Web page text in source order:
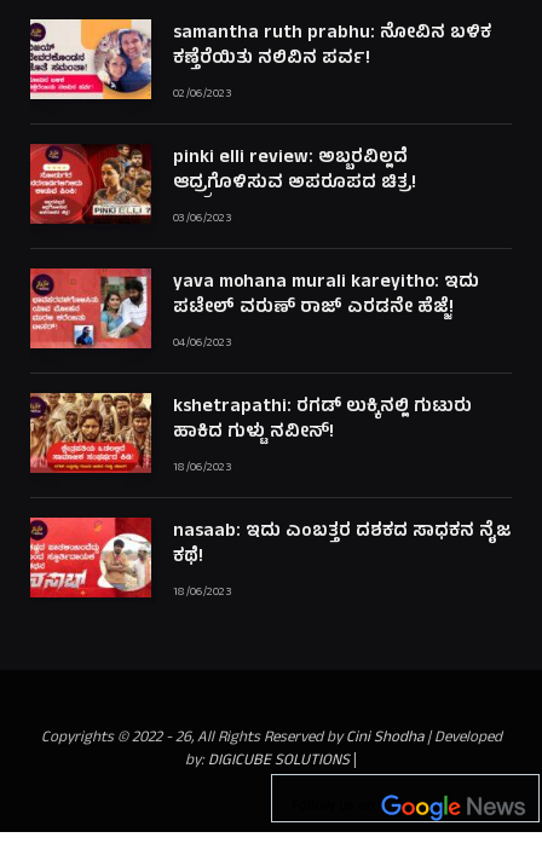
samantha ruth prabhu: ನೋವಿನ ಬಳಿಕ
ಕಣ್ತೆರೆಯಿತು ನಲಿವಿನ ಪರ್ವ!
02/06/2023
pinki elli review: ಅಬ್ಬರವಿಲ್ಲದೆ
ಆದ್ರ್ರಗೊಳಿಸುವ ಅಪರೂಪದ ಚಿತ್ರ!
03/06/2023
yava mohana murali kareyitho: ಇದು
ಪಟೇಲ್ ವರುಣ್ ರಾಜ್ ಎರಡನೇ ಹೆಜ್ಜೆ!
04/06/2023
kshetrapathi: ರಗಡ್ ಲುಕ್ಕಿನಲ್ಲಿ ಗುಟುರು
ಹಾಕಿದ ಗುಳ್ಟು ನವೀನ್!
18/06/2023
nasaab: ಇದು ಎಂಬತ್ತರ ದಶಕದ ಸಾಧಕನ ನೈಜ
ಕಥೆ!
18/06/2023
Copyrights © 2022 - 26, All Rights Reserved byCini Shodha| Developed
by:DIGICUBE SOLUTIONS|